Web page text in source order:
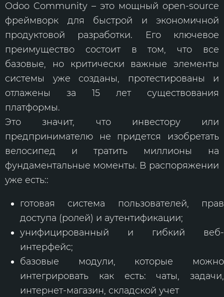
Odoo Community – это мощный open-source
фреймворк для быстрой и экономичной
продуктовой разработки. Его ключевое
преимущество состоит в том, что все
базовые, но критически важные элементы
системы уже созданы, протестированы и
отлажены за 15 лет существования
платформы.
Это значит, что инвестору или
предпринимателю не придется изобретать
велосипед и тратить миллионы на
фундаментальные моменты. В распоряжении
уже есть::
готовая система пользователей, прав
доступа (ролей) и аутентификации;
унифицированный и гибкий веб-
интерфейс;
базовые модули, которые можно
интегрировать как есть: чаты, задачи,
интернет-магазин, складской учет